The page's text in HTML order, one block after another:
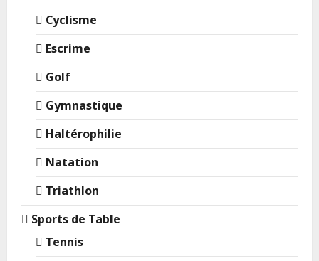
Cyclisme
Escrime
Golf
Gymnastique
Haltérophilie
Natation
Triathlon
Sports de Table
Tennis